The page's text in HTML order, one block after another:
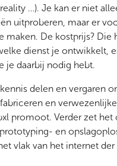
…). Je kan er niet
uitproberen, maar er
maken. De kostprijs? Die
dienst je ontwikkelt,
je daarbij nodig hebt.
delen en vergaren
en
promoot. Verder zet het
en
vlak van het internet